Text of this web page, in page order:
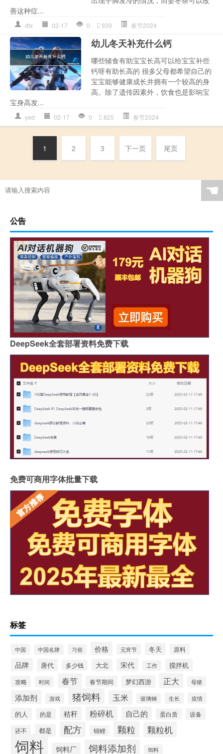
善这种症...
dtx 02-17 0 939 春节2024
幼儿冬天补充什么钙
哪些辅食有助宝宝长高可以给宝宝补些
钙呀有助长高的 很多父母都希望自己的
宝宝能够健康成长并拥有一个较高的身
高。除了遗传因素外，饮食也是影响宝
宝身高发...
yed 02-17 0 825 春节2024
1 2 3 下一页 尾页
☚
公告
DeepSeek全套部署资料免费下载
免费可商用字体批量下载
标签
中国 中国名牌 习俗 价格 元宵节 冬天 原料
品牌 唐代 多少钱 大北 宋代 工作 搅拌机
攻略 时间 春节 春节期间 梦幻西游 正大 母猪
添加剂 游戏 猪饲料 玉米 玻璃钢 生长 疫情
的人 的是 秸秆 粉碎机 自己的 蛋白质 设备
还不 都是 配方 锦鲤 颗粒 颗粒机
饲料 饲料厂 饲料添加剂 饵料